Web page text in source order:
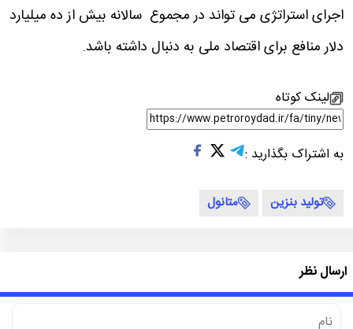
اجرای استراتژی می تواند در مجموع سالانه بیش از ده میلیارد
دلار منافع برای اقتصاد ملی به دنبال داشته باشد.
لینک کوتاه
به اشتراک بگذارید :
تولید بنزین متانول
ارسال نظر